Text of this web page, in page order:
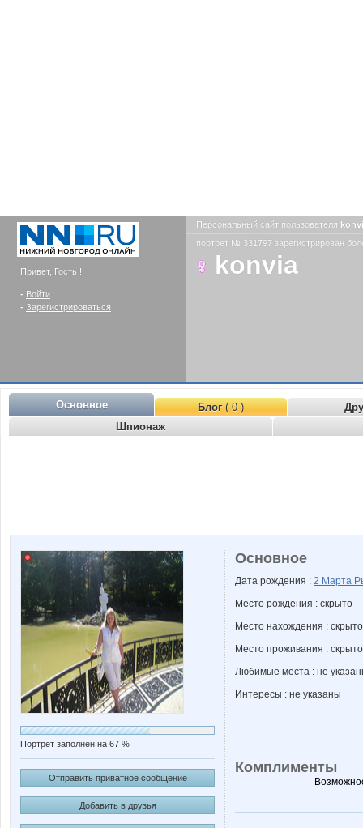
Привет, Гость !
- Войти
- Зарегистрироваться
Персональный сайт пользователя
портрет № 331797 зарегистрирован
konvia
Основное Блог( 0 )
Шпионаж
Портрет заполнен на 67 %
Отправить приватное сообщение
Добавить в друзья
Основное
Дата рождения : 2 Марта
Место рождения : скрыто
Место нахождения : скрыто
Место проживания : скрыто
Любимые места : не
Интересы : не указаны
Комплименты